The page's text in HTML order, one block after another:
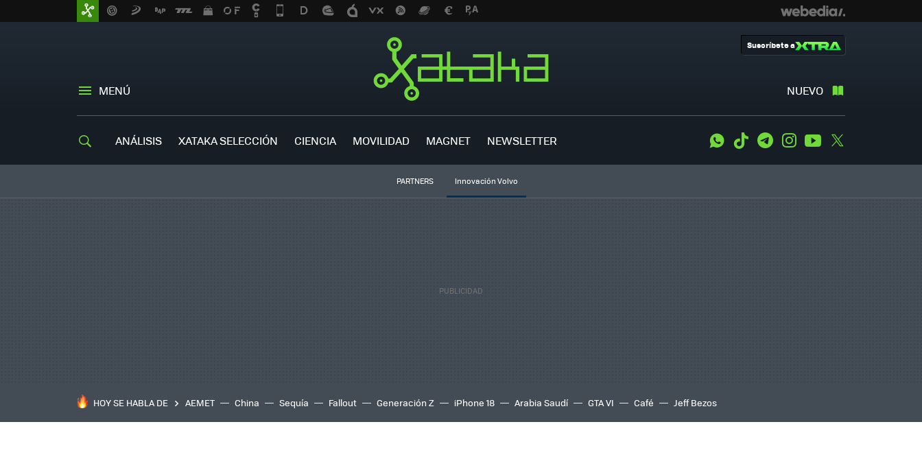
MENÚ NUEVO
Suscríbete a
ANÁLISIS XATAKA SELECCIÓN CIENCIA MOVILIDAD MAGNET NEWSLETTER WhatsApp
Tiktok TelegramInstagramYoutube
PARTNERS Innovación Volvo
HOY SE HABLA DE AEMET China Sequía Fallout Generación Z iPhone 18 Arabia Saudí GTA VI Café Jeff Bezos